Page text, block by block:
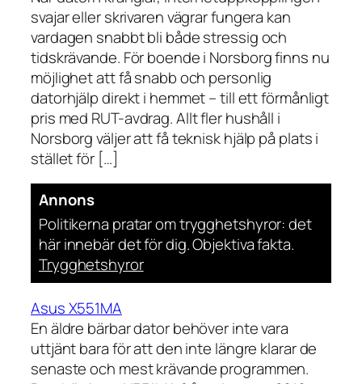
svajar eller skrivaren vägrar fungera kan
vardagen snabbt bli både stressig och
tidskrävande. För boende i Norsborg finns nu
möjlighet att få snabb och personlig
datorhjälp direkt i hemmet – till ett förmånligt
pris med RUT-avdrag. Allt fler hushåll i
Norsborg väljer att få teknisk hjälp på plats i
stället för […]
Annons
Politikerna pratar om trygghetshyror: det
här innebär det för dig. Objektiva fakta.
Trygghetshyror
Asus X551MA
En äldre bärbar dator behöver inte vara
uttjänt bara för att den inte längre klarar de
senaste och mest krävande programmen.